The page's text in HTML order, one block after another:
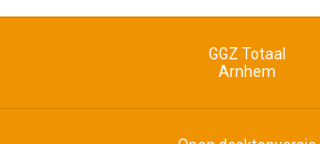
GGZ Totaal
Arnhem